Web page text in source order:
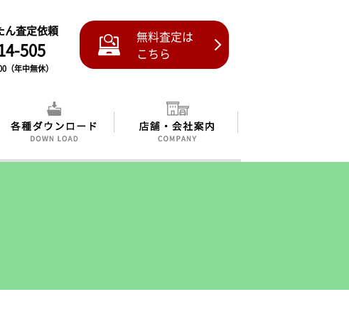
ん査定依頼
505
（年中無休）
無料査定は
こちら